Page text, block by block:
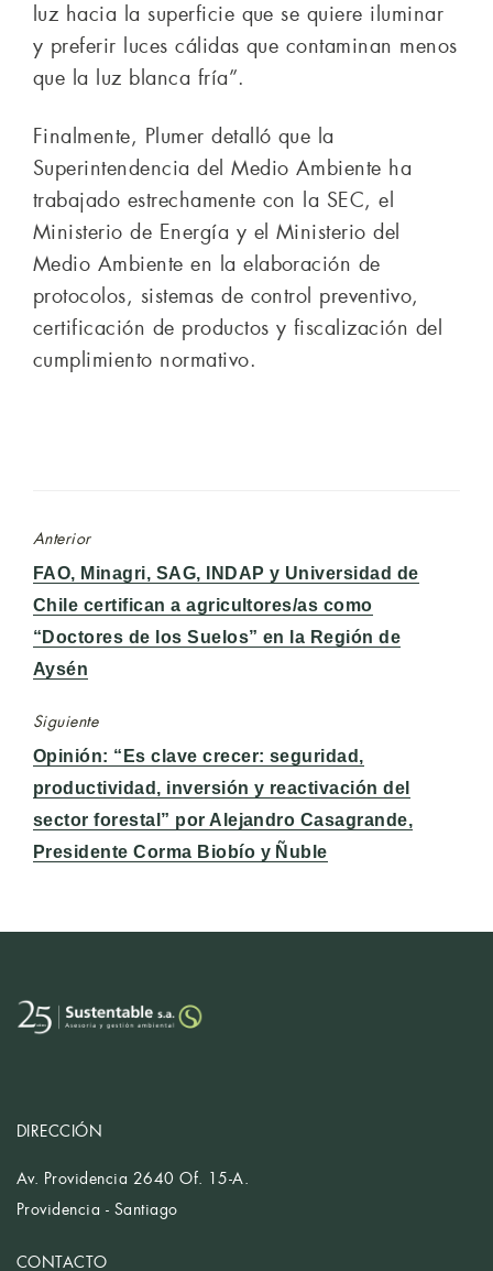
luz hacia la superficie que se quiere iluminar
y preferir luces cálidas que contaminan menos
que la luz blanca fría”.
Finalmente, Plumer detalló que la
Superintendencia del Medio Ambiente ha
trabajado estrechamente con la SEC, el
Ministerio de Energía y el Ministerio del
Medio Ambiente en la elaboración de
protocolos, sistemas de control preventivo,
certificación de productos y fiscalización del
cumplimiento normativo.
Anterior
Entrada
anterior:
FAO, Minagri, SAG, INDAP y Universidad de
Chile certifican a agricultores/as como
“Doctores de los Suelos” en la Región de
Aysén
Siguiente
Entrada
siguiente:
Opinión: “Es clave crecer: seguridad,
productividad, inversión y reactivación del
sector forestal” por Alejandro Casagrande,
Presidente Corma Biobío y Ñuble
DIRECCIÓN
Av. Providencia 2640 Of. 15-A.
Providencia - Santiago
CONTACTO